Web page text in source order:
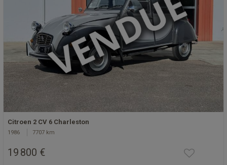
Citroen 2 CV 6 Charleston
1986 7707 km
19 800 €